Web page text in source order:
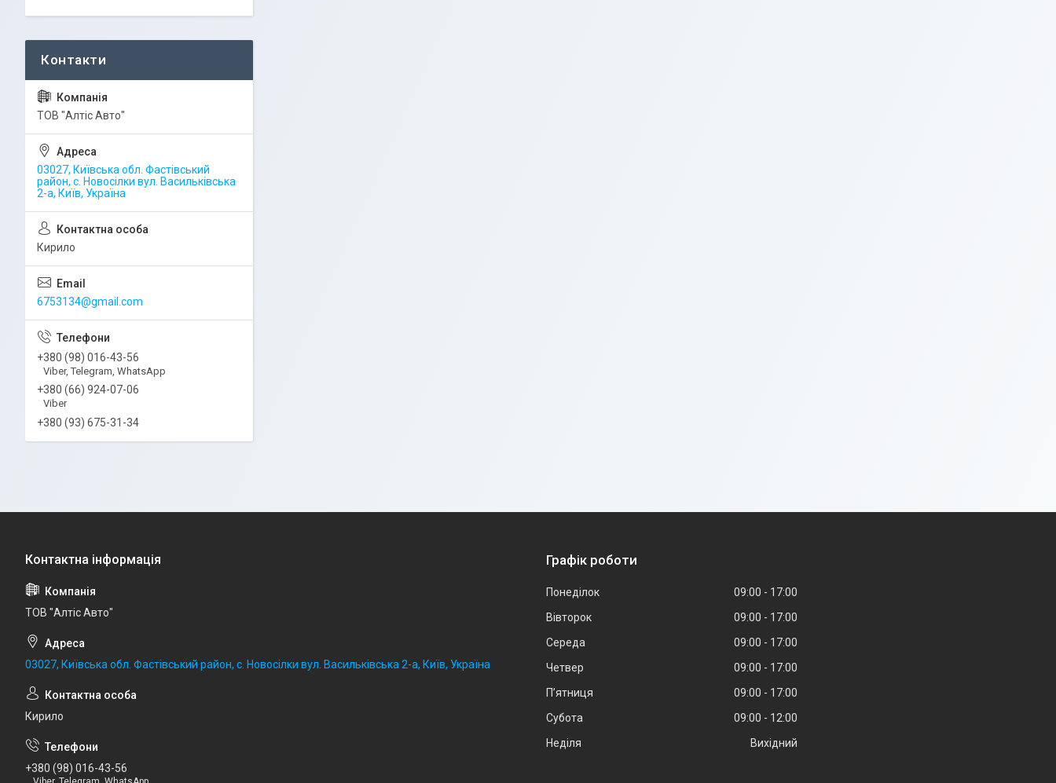
ТОВ "Алтіс Авто"
03027, Київська обл. Фастівський
район, с. Новосілки вул. Васильківська
2-а, Київ, Україна
Кирило
6753134@gmail.com
+380 (98) 016-43-56
Viber, Telegram, WhatsApp
+380 (66) 924-07-06
Viber
+380 (93) 675-31-34
ТОВ "Алтіс Авто"
03027, Київська обл. Фастівський район, с. Новосілки вул. Васильківська 2-а, Київ, Україна
Кирило
+380 (98) 016-43-56
Графік роботи
Понеділок 09:00
17:00
Вівторок
09:00
17:00
Середа
09:00
17:00
Четвер
09:00
17:00
Пʼятниця
09:00
17:00
Субота
09:00
12:00
Неділя
Вихідний